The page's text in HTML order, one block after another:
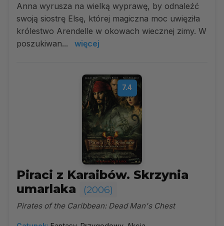
Anna wyrusza na wielką wyprawę, by odnaleźć
swoją siostrę Elsę, której magiczna moc uwięziła
królestwo Arendelle w okowach wiecznej zimy. W
poszukiwan...
więcej
7.4
Piraci z Karaibów. Skrzynia
umarlaka
(2006)
Pirates of the Caribbean: Dead Man's Chest